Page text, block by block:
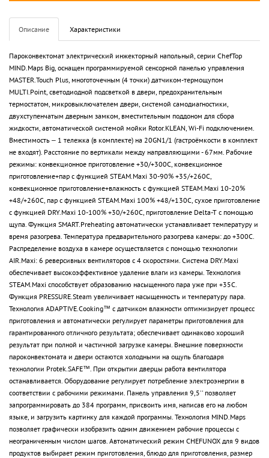
Описание Характеристики
Пароконвектомат электрический инжекторный напольный, серии ChefTop
MIND.Maps Big, оснащен программируемой сенсорной панелью управления
MASTER.Touch Plus, многоточечным (4 точки) датчиком-термощупом
MULTI.Point, светодиодной подсветкой в двери, предохранительным
термостатом, микровыключателем двери, системой самодиагностики,
двухступенчатым дверным замком, вместительным поддоном для сбора
жидкости, автоматической системой мойки Rotor.KLEAN, Wi-Fi подключением.
Вместимость – 1 тележка (в комплекте) на 20GN1/1 (гастроёмкости в комплект
не входят). Расстояние по вертикали между направляющими - 67мм. Рабочие
режимы: конвекционное приготовление +30/+300С, конвекционное
приготовление+пар с функцией STEAM.Maxi 30-90% +35/+260С,
конвекционное приготовление+влажность с функцией STEAM.Maxi 10-20%
+48/+260С, пар с функцией STEAM.Maxi 100% +48/+130С, сухое приготовление
с функцией DRY.Maxi 10-100% +30/+260С, приготовление Delta-T с помощью
щупа. Функция SMART.Preheating автоматически устанавливает температуру и
время разогрева. Температура предварительного разогрева камеры: до +300С.
Распределение воздуха в камере осуществляется с помощью технологии
AIR.Maxi: 6 реверсивных вентиляторов с 4 скоростями. Система DRY.Maxi
обеспечивает высокоэффективное удаление влаги из камеры. Технология
STEAM.Maxi способствует образованию насыщенного пара уже при +35С.
Функция PRESSURE.Steam увеличивает насыщенность и температуру пара.
Технология ADAPTIVE.Cooking™ с датчиком влажности оптимизирует процесс
приготовления и автоматически регулирует параметры приготовления для
гарантированного отличного результата; обеспечивает одинаково хороший
результат при полной и частичной загрузке камеры. Внешние поверхности
пароконвектомата и двери остаются холодными на ощупь благодаря
технологии Protek.SAFE™. При открытии дверцы работа вентилятора
останавливается. Оборудование регулирует потребление электроэнергии в
соответствии с рабочими режимами. Панель управления 9,5'' позволяет
запрограммировать до 384 программ, присвоить имя, написав его на любом
языке, и загрузить картинку для каждой программы. Технология MIND.Maps
позволяет графически изобразить одним движением рабочие процессы с
неограниченным числом шагов. Автоматический режим CHEFUNOX для 9 видов
продуктов выбирает режим приготовления, блюдо для приготовления, размер